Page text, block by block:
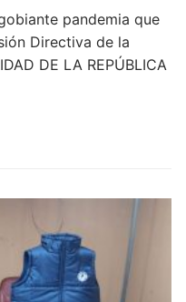
pandemia que
Directiva de la
DE LA REPÚBLICA